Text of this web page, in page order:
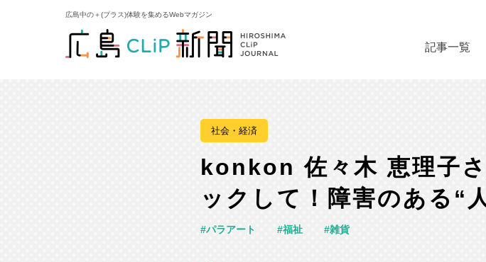
広島中の＋(プラス)体験を集めるWebマガジン
記事一覧
社会・経済
konkon 佐々木 恵理子
ックして！障害のある“
パラアート 福祉 雑貨